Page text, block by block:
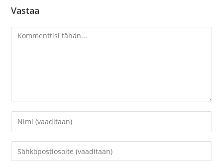
Vastaa
Kommentti
Kirjoita
nimesi
tai
käyttäjätunnuksesi
Kirjoita
sähköpostiosoitteesi